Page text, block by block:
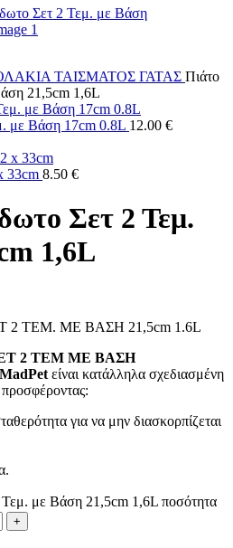
ΤΑΙΣΜΑΤΟΣ ΓΑΤΑΣ Πιάτο
21,5cm 1,6L
με Βάση 17cm 0.8L 12.00 €
33cm 8.50 €
Σετ 2 Τεμ.
1,6L
ΤΕΜ. ΜΕ ΒΑΣΗ 21,5cm 1.6L
2 ΤΕΜ ΜΕ ΒΑΣΗ
MadPet είναι κατάλληλα σχεδιασμένη
προσφέροντας:
για να μην διασκορπίζεται
Τεμ. με Βάση 21,5cm 1,6L ποσότητα